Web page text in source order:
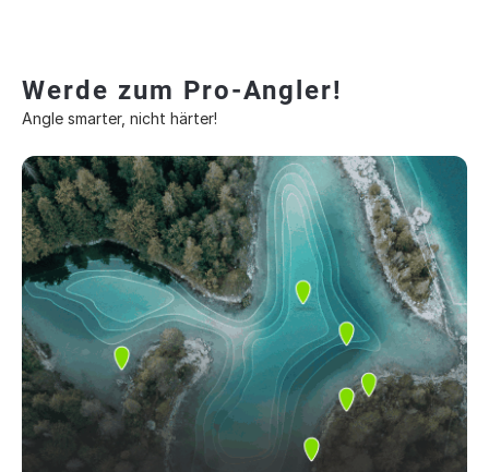
Werde zum Pro-Angler!
Angle smarter, nicht härter!